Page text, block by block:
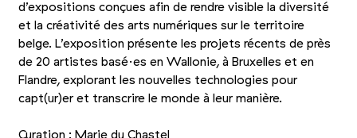
d’expositions conçues afin de rendre visible la diversité
et la créativité des arts numériques sur le territoire
belge. L’exposition présente les projets récents de près
de 20 artistes basé·es en Wallonie, à Bruxelles et en
Flandre, explorant les nouvelles technologies pour
capt(ur)er et transcrire le monde à leur manière.
Curation : Marie du Chastel